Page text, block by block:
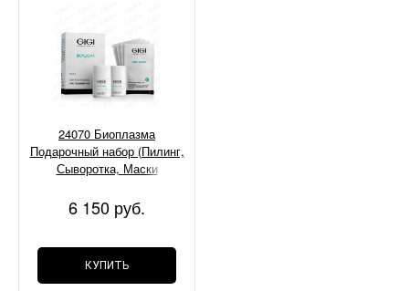
24070 Биоплазма
Подарочный набор (Пилинг,
Сыворотка, Маски
активизирующая), 1 шт
6 150 руб.
КУПИТЬ